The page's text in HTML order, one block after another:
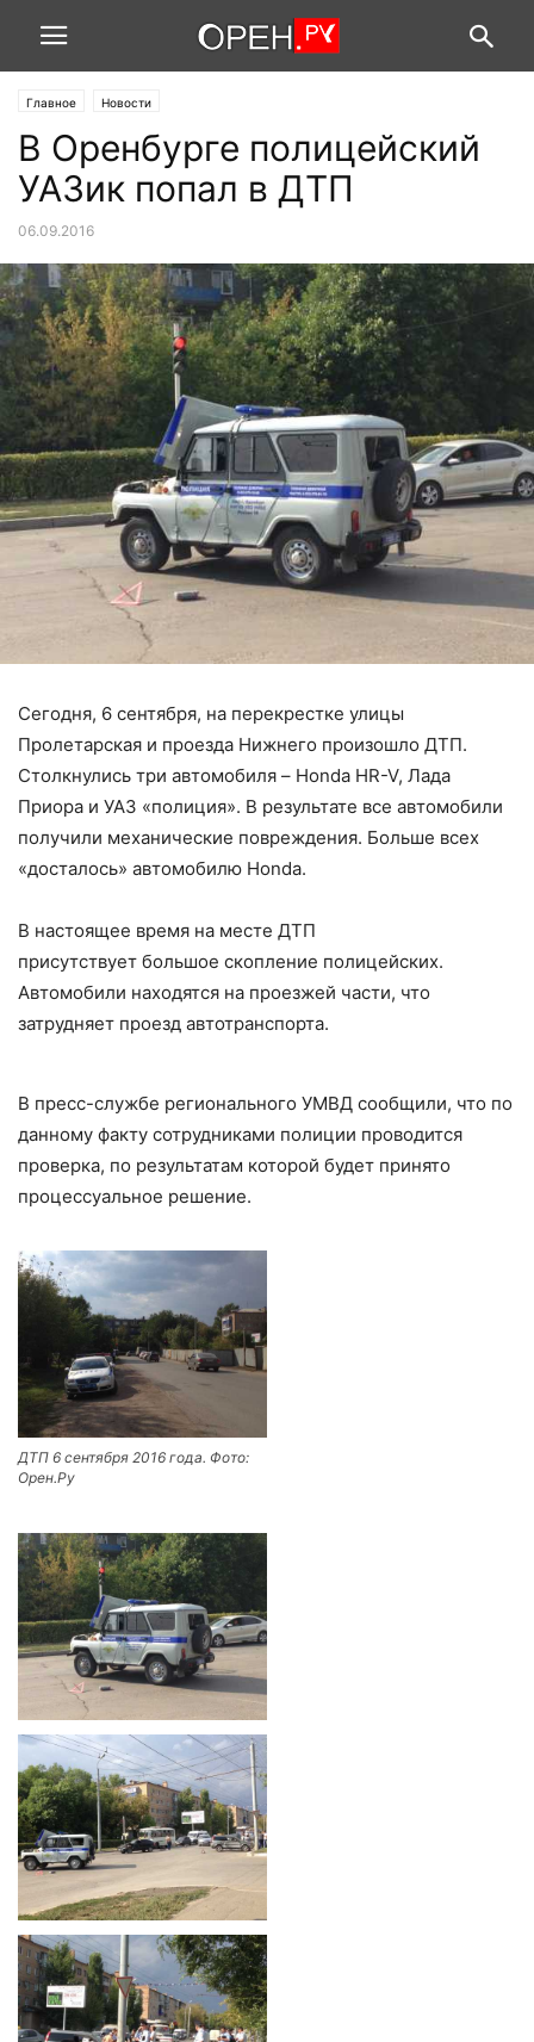
Главное Новости
В Оренбурге полицейский
УАЗик попал в ДТП
06.09.2016
Сегодня, 6 сентября, на перекрестке улицы
Пролетарская и проезда Нижнего произошло ДТП.
Столкнулись три автомобиля – Honda HR-V, Лада
Приора и УАЗ «полиция». В результате все автомобили
получили механические повреждения. Больше всех
«досталось» автомобилю Honda.
В настоящее время на месте ДТП
присутствует большое скопление полицейских.
Автомобили находятся на проезжей части, что
затрудняет проезд автотранспорта.
В пресс-службе регионального УМВД сообщили, что по
данному факту сотрудниками полиции проводится
проверка, по результатам которой будет принято
процессуальное решение.
ДТП 6 сентября 2016 года. Фото:
Орен.Ру